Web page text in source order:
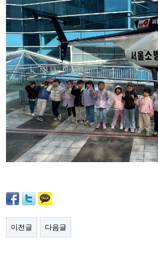
이전글 다음글